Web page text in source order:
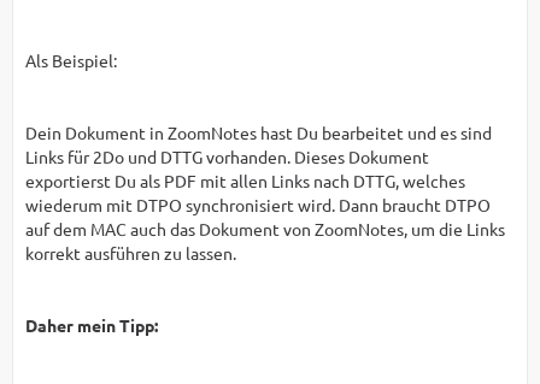
Als Beispiel:
Dein Dokument in ZoomNotes hast Du bearbeitet und es sind
Links für 2Do und DTTG vorhanden. Dieses Dokument
exportierst Du als PDF mit allen Links nach DTTG, welches
wiederum mit DTPO synchronisiert wird. Dann braucht DTPO
auf dem MAC auch das Dokument von ZoomNotes, um die Links
korrekt ausführen zu lassen.
Daher mein Tipp: